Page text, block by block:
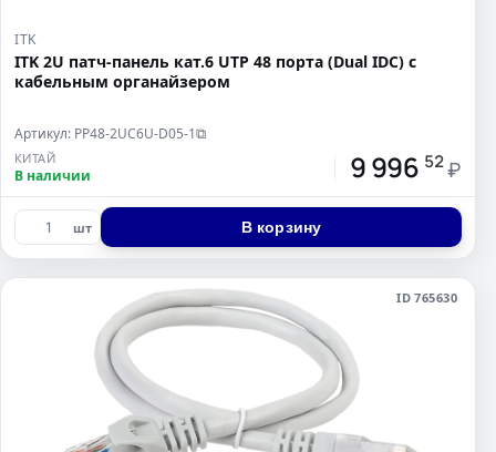
ITK
ITK 2U патч-панель кат.6 UTP 48 порта (Dual IDC) с
кабельным органайзером
Артикул: PP48-2UC6U-D05-1⧉
КИТАЙ
В наличии 9 996 52 ₽
шт В корзину
ID 765630